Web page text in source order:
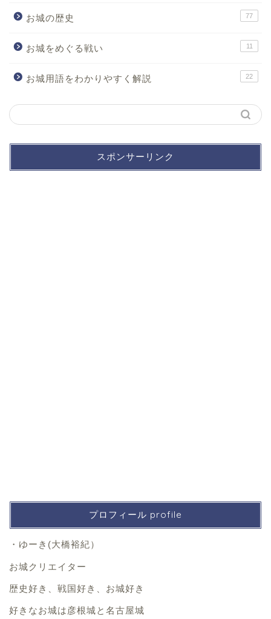
お城の歴史 77
お城をめぐる戦い 11
お城用語をわかりやすく解説 22
スポンサーリンク
プロフィール profile
・ゆーき(大橋裕紀）
お城クリエイター
歴史好き、戦国好き、お城好き
好きなお城は彦根城と名古屋城